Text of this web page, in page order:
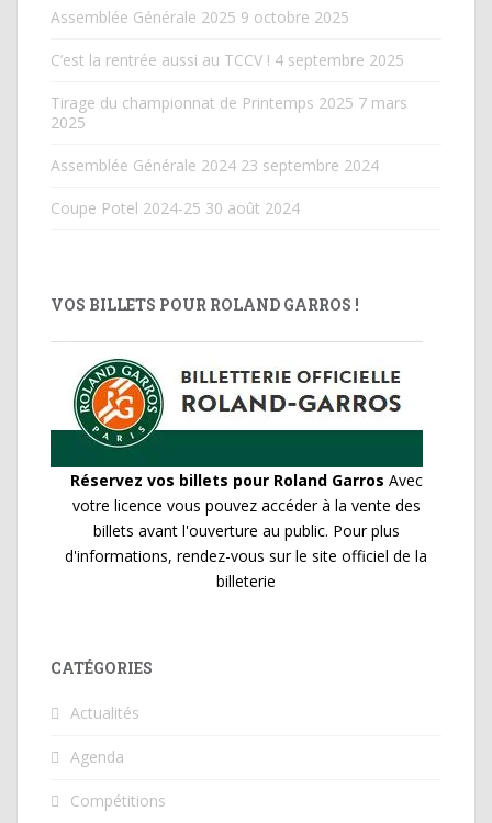
Assemblée Générale 2025 9 octobre 2025
C’est la rentrée aussi au TCCV ! 4 septembre 2025
Tirage du championnat de Printemps 2025 7 mars
2025
Assemblée Générale 2024 23 septembre 2024
Coupe Potel 2024-25 30 août 2024
VOS BILLETS POUR ROLAND GARROS !
Réservez vos billets pour Roland Garros Avec
votre licence vous pouvez accéder à la vente des
billets avant l'ouverture au public. Pour plus
d'informations, rendez-vous sur le site officiel de la
billeterie
CATÉGORIES
Actualités
Agenda
Compétitions